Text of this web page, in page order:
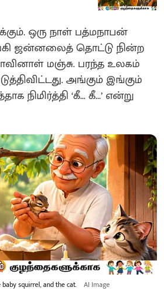
ஒரு நாள் பத்மநாபன்
ஜன்னலைத் தொட்டு நின்ற
மஞ்சு. பரந்த உலகம்
அங்கும் இங்கும்
நிமிர்த்தி ‘கீ... கீ...’ என்று
squirrel, and the cat. AI Image